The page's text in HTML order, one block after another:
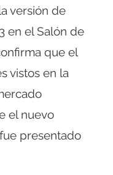
versión de
en el Salón de
que el
vistos en la
el nuevo
presentado